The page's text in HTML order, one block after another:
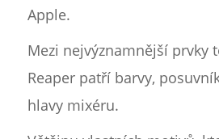
Apple.
Mezi nejvýznamnější prvky
Reaper patří barvy,
hlavy mixéru.